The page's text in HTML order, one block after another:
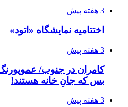
3 هفته پیش
اختتامیه نمایشگاه «اتود»
3 هفته پیش
کامران در جنوب/
بس که جانِ خانه هستند!
3 هفته پیش